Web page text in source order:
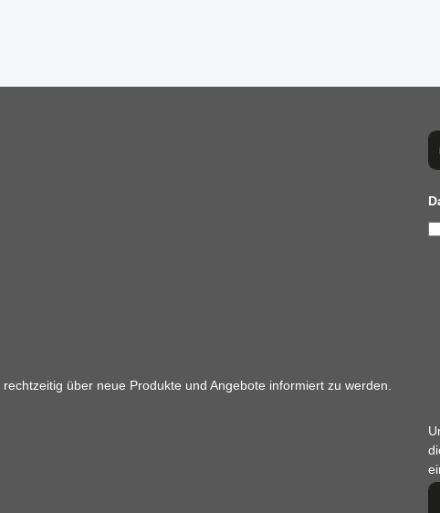
über neue Produkte und Angebote informiert zu werden.